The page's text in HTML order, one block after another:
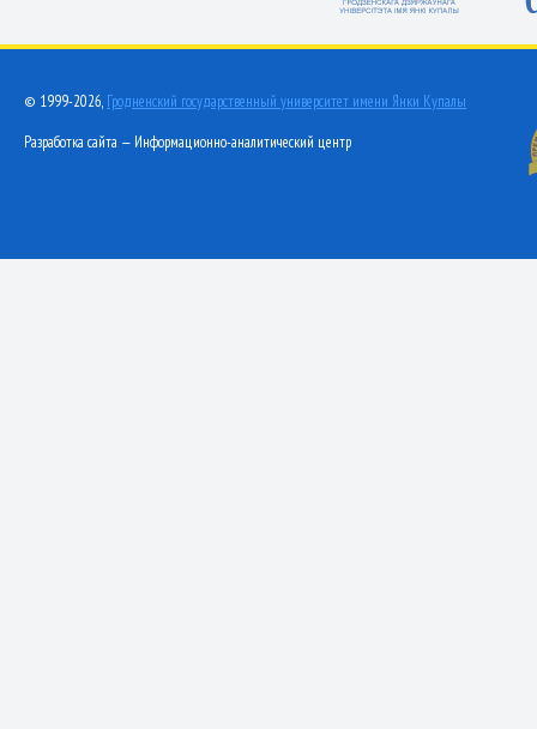
© 1999-2026, Гродненский государственный университет имени Янки Купалы
Разработка сайта — Информационно-аналитический центр